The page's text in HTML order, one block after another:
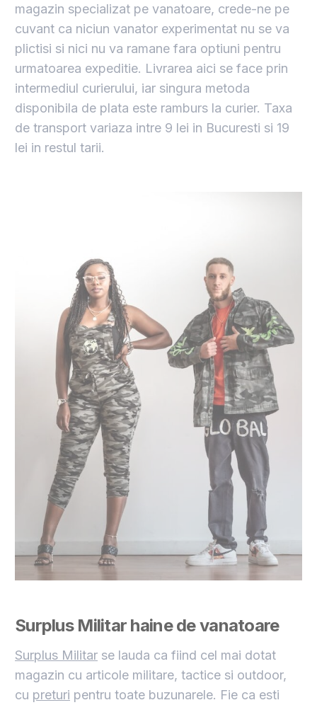
magazin specializat pe vanatoare, crede-ne pe
cuvant ca niciun vanator experimentat nu se va
plictisi si nici nu va ramane fara optiuni pentru
urmatoarea expeditie. Livrarea aici se face prin
intermediul curierului, iar singura metoda
disponibila de plata este ramburs la curier. Taxa
de transport variaza intre 9 lei in Bucuresti si 19
lei in restul tarii.
Surplus Militar haine de vanatoare
Surplus Militar se lauda ca fiind cel mai dotat
magazin cu articole militare, tactice si outdoor,
cu preturi pentru toate buzunarele. Fie ca esti